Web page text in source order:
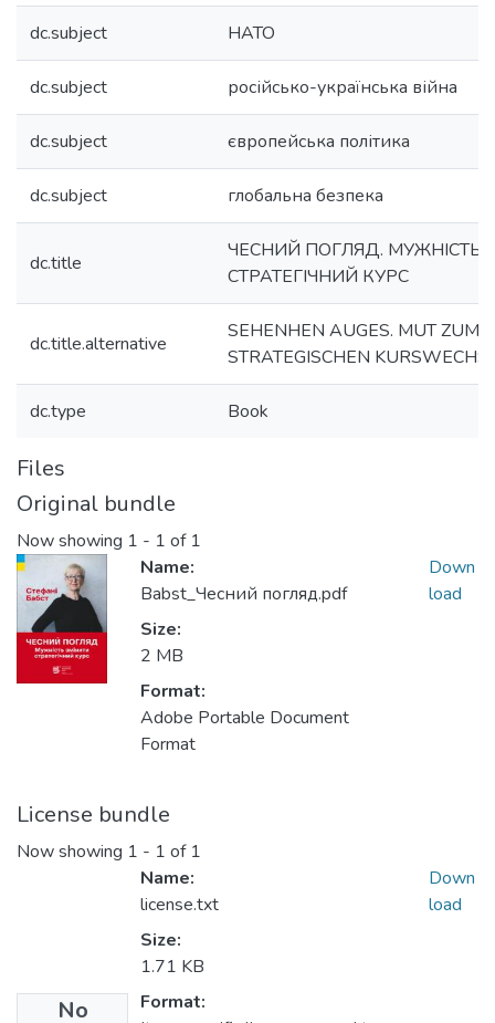
dc.subject НАТО
dc.subject російсько-українська війна
dc.subject європейська політика
dc.subject глобальна безпека
dc.title
ЧЕСНИЙ ПОГЛЯД. МУЖНІСТЬ
СТРАТЕГІЧНИЙ КУРС
dc.title.alternative
SEHENHEN AUGES. MUT ZUM
STRATEGISCHEN
dc.type Book
Files
Original bundle
Now showing 1 - 1 of 1
Name:
Babst_Чесний погляд.pdf
Size:
2 MB
Format:
Adobe Portable Document
Format
Down
load
License bundle
Now showing 1 - 1 of 1
No
Name:
license.txt
Size:
1.71 KB
Format:
Down
load